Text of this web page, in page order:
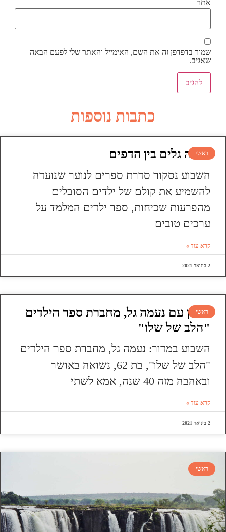
אתר
שמור בדפדפן זה את השם, האימייל והאתר שלי לפעם הבאה
שאגיב.
כתבות נוספות
ראשי
עושה גלים בין הדפים
השבוע נסקור סדרת ספרים לנוער שנועדה
להשמיע את קולם של ילדים הסובלים
מהפרעות שכיחות, ספר ילדים המלמד על
ערכים טובים
קרא עוד »
2 בינואר 2021
ראשי
ראיון עם נעמה גל, מחברת ספר הילדים
"הלב של שלו"
השבוע במדור: נעמה גל, מחברת ספר הילדים
"הלב של שלו", בת 62, נשואה באושר
ובאהבה מזה 40 שנה, אמא לשתי
קרא עוד »
2 בינואר 2021
ראשי